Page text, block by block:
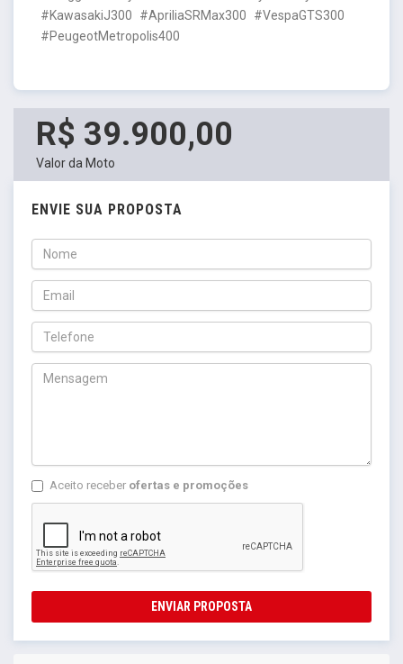
#KawasakiJ300 #ApriliaSRMax300 #VespaGTS300
#PeugeotMetropolis400
R$ 39.900,00
Valor da Moto
ENVIE SUA PROPOSTA
Aceito receber ofertas e promoções
ENVIAR PROPOSTA